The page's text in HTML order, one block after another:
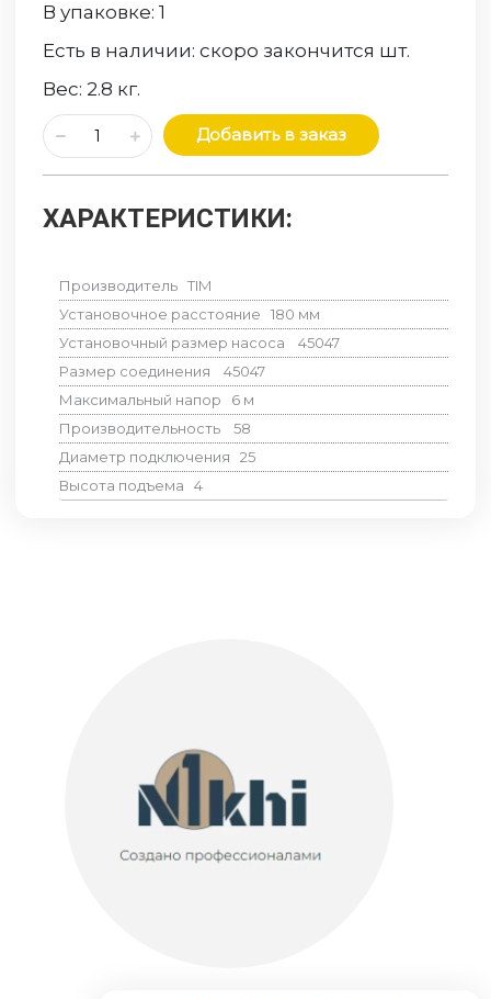
В упаковке:1
Есть в наличии:скоро закончится шт.
Вес: 2.8 кг.
Добавить в заказ
ХАРАКТЕРИСТИКИ:
Производитель TIM
Установочное расстояние
180 мм
Установочный размер насоса
45047
Размер соединения
45047
Максимальный напор
6 м
Производительность
58
Диаметр подключения
25
Высота подъема
4